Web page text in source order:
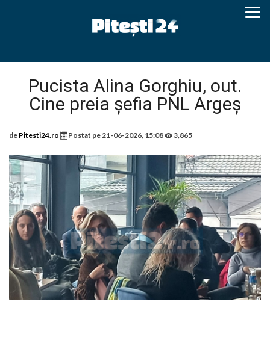
Pucista Alina Gorghiu, out.
Cine preia șefia PNL Argeș
de Pitesti24.ro Postat pe21-06-2026, 15:08 3,865